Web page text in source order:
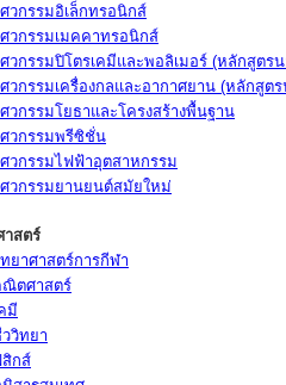
วกรรมอิเล็กทรอนิกส์
วกรรมเมคคาทรอนิกส์
วกรรมปิโตรเคมีและพอลิเมอร์ (หลักสูตร
วกรรมเครื่องกลและอากาศยาน (หลักสูต
วกรรมโยธาและโครงสร้างพื้นฐาน
วกรรมพรีซิชั่น
วกรรมไฟฟ้าอุตสาหกรรม
วกรรมยานยนต์สมัยใหม่
าสตร์
ยาศาสตร์การกีฬา
ณิตศาสตร์
มี
วิทยา
กส์